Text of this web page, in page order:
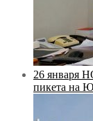
26 января
пикета на